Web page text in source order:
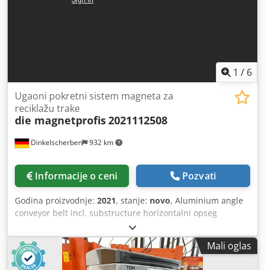
1 / 6
Dinkelscherben 932 km
Ugaoni pokretni sistem magneta za
reciklažu trake
die magnetprofis2021112508
Informacije o ceni Pozvati
Godina proizvodnje: 2021, stanje: novo, Aluminium angle
conveyor belt incl. substructure horizontalni opseg
1500mm Rastući domet 2500mm Ugao u nastranosti: 35°
Širina pokretne trake 400mm PVC pokretna traka ink. nosač
i ivica okna Pogon: Motor 0.55KW ( podesiv ), brzinski
apropus. 0,3m/sec Veza 220/240V, 50Hz zaštitna klasa IP54
Mali oglas